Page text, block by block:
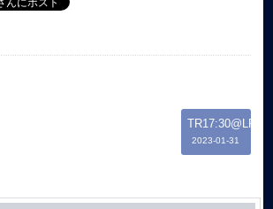
TR17:30@LFP
2023-01-31